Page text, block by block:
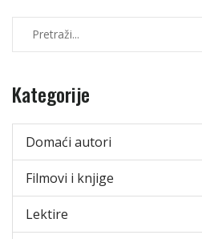
Kategorije
Domaći autori
Filmovi i knjige
Lektire